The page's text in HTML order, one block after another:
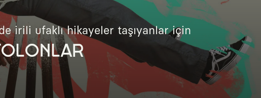
irili ufaklı hikayeler taşıyanlar için